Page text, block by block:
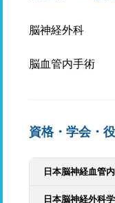
脳神経外科
脳血管内手術
資格・学会・
日本脳神経血管
日本脳神経外科